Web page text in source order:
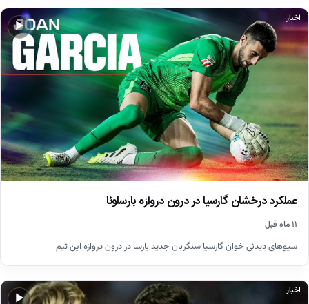
▶
اخبار
عملکرد درخشان گارسیا در درون دروازه بارسلونا
۱۱ ماه قبل
سیوهای دیدنی خوان گارسیا سنگربان جدید بارسا در درون دروازه این تیم
▶
اخبار